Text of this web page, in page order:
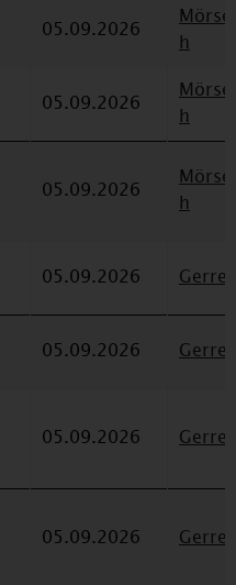
05.09.2026
h
05.09.2026
h
05.09.2026
h
05.09.2026
05.09.2026
05.09.2026
05.09.2026